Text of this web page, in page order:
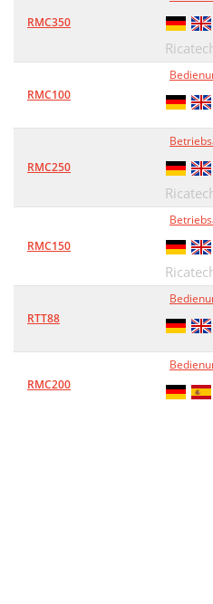
RMC350
RMC100
RMC250
RMC150
RTT88
RMC200